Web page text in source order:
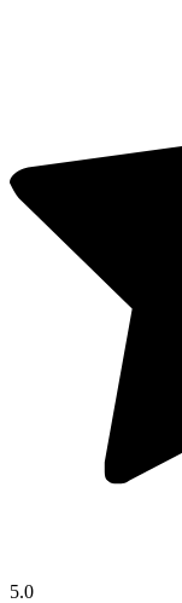
5.0